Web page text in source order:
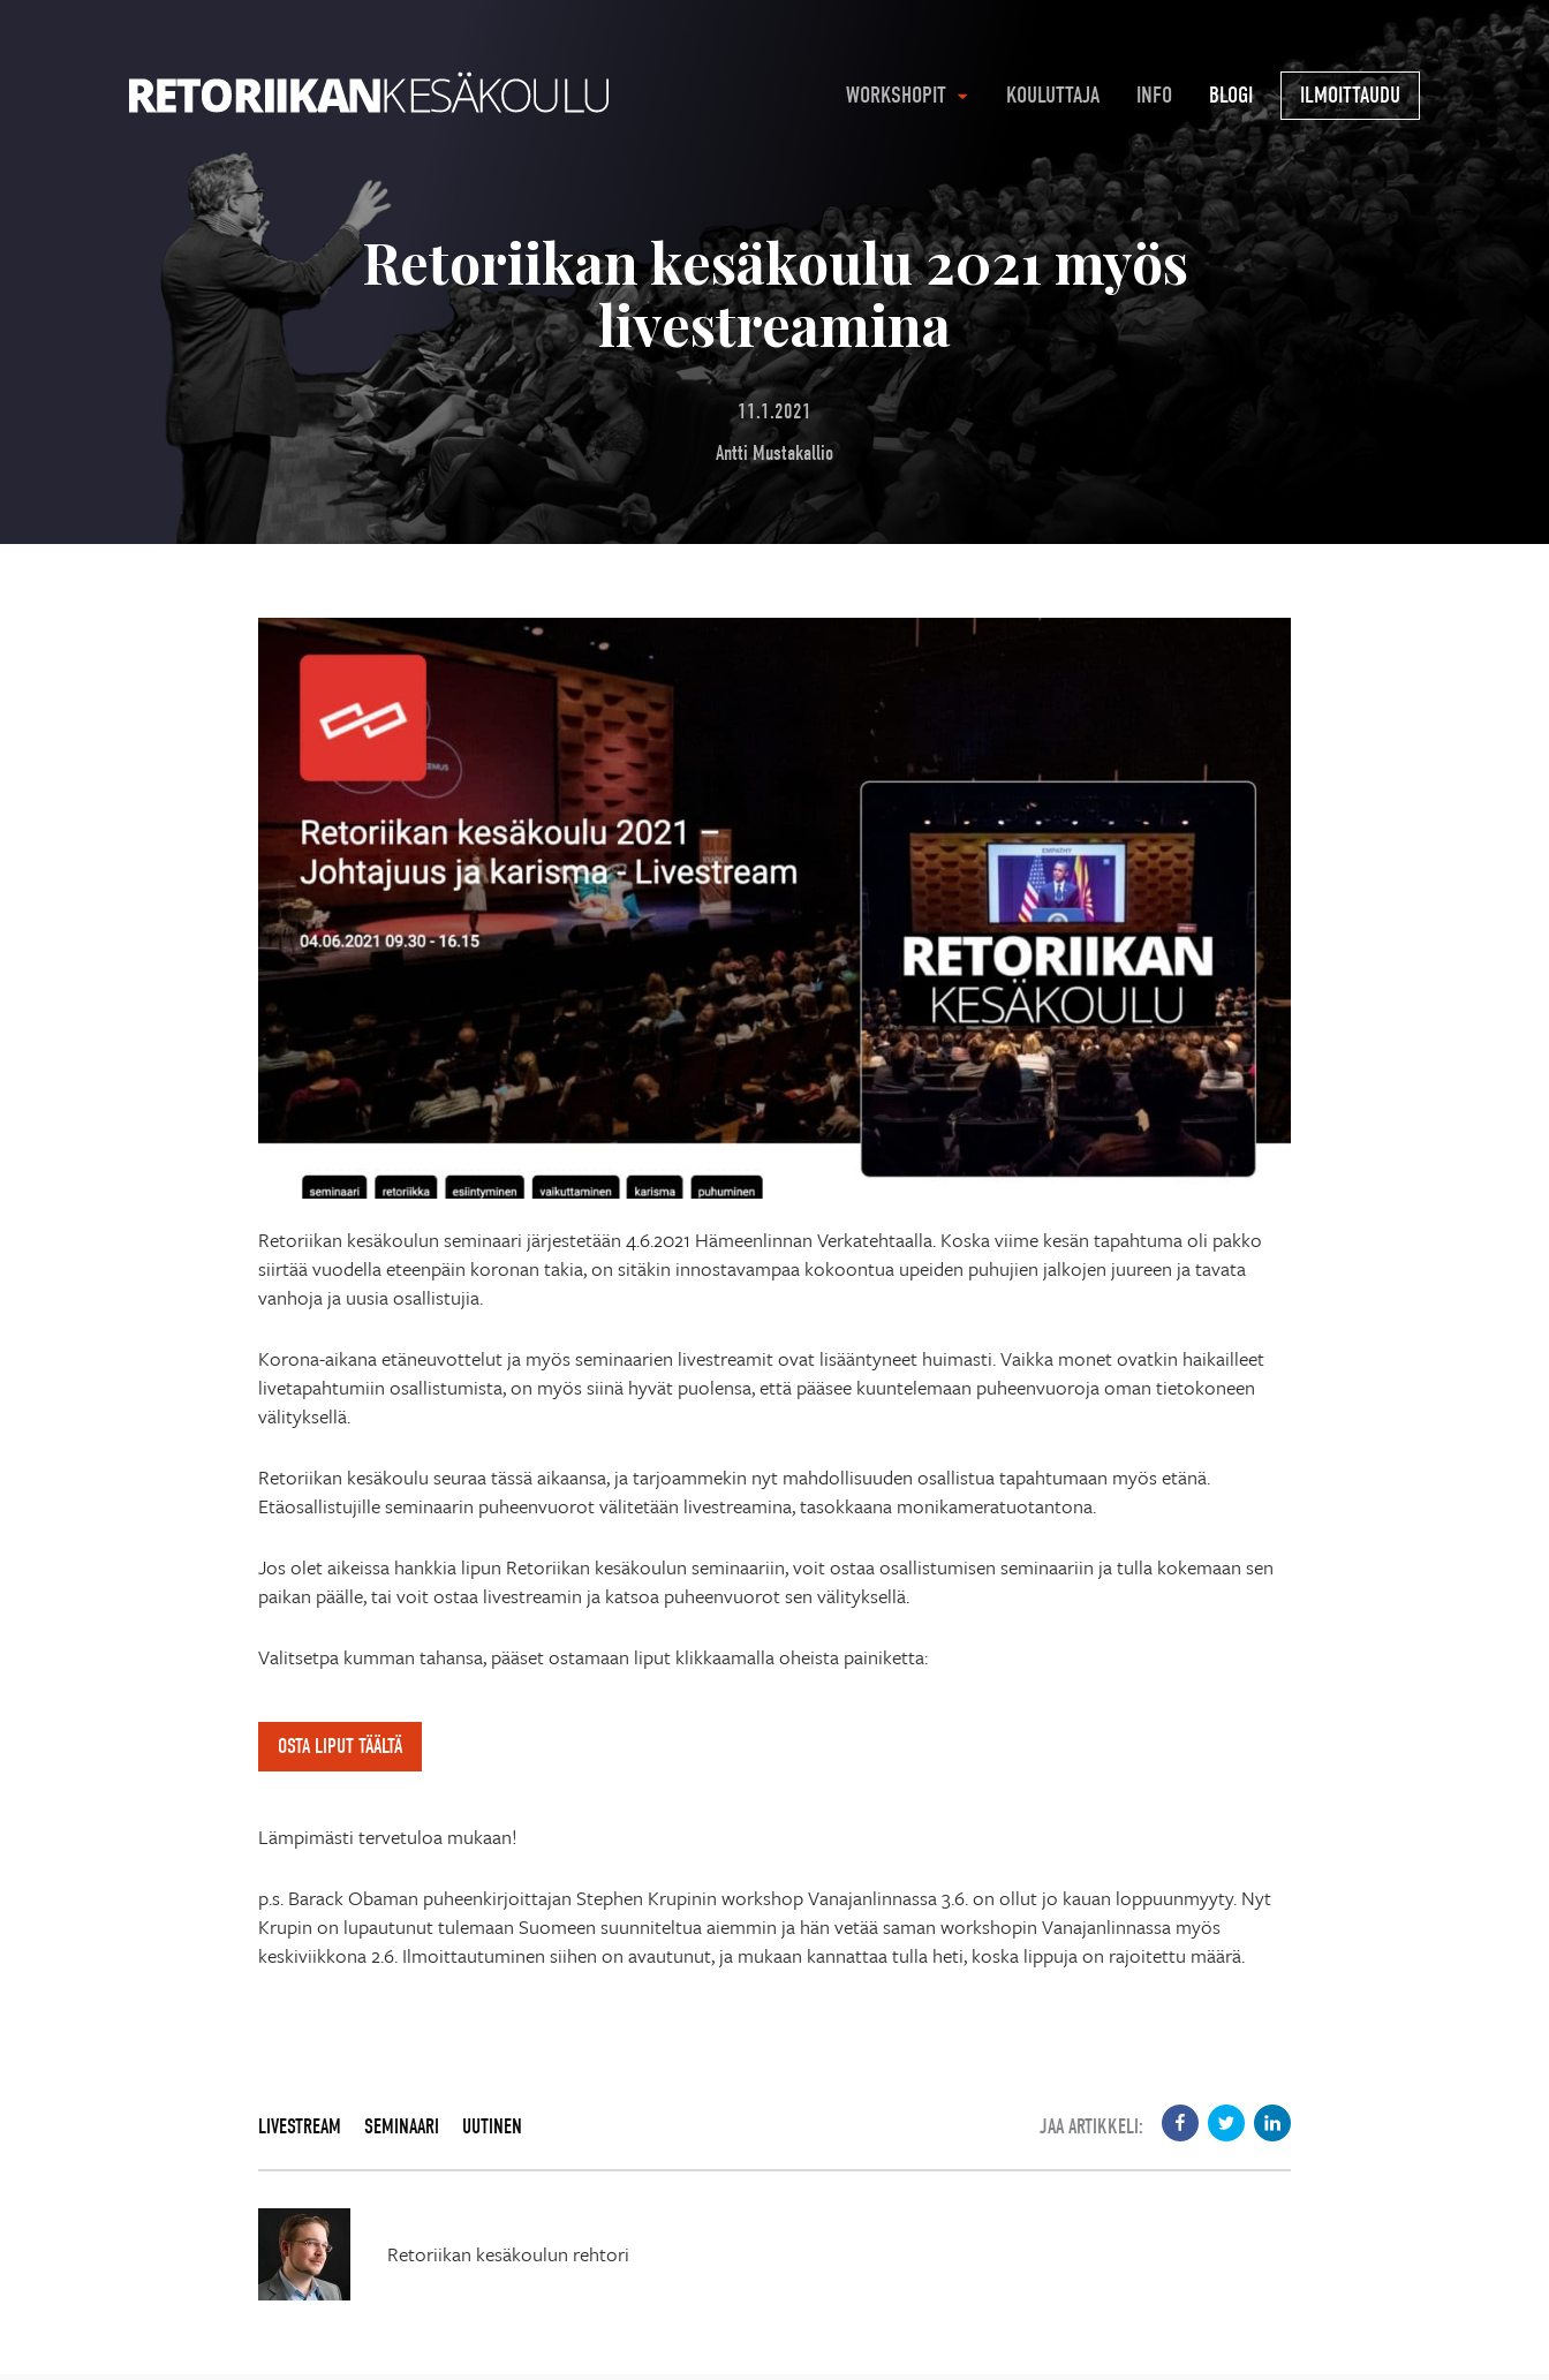
WORKSHOPIT KOULUTTAJA INFO BLOGI ILMOITTAUDU
Retoriikan kesäkoulu 2021 myös
livestreamina
11.1.2021
Antti Mustakallio
Retoriikan kesäkoulun seminaari järjestetään 4.6.2021 Hämeenlinnan Verkatehtaalla. Koska viime kesän tapahtuma oli pakko
siirtää vuodella eteenpäin koronan takia, on sitäkin innostavampaa kokoontua upeiden puhujien jalkojen juureen ja tavata
vanhoja ja uusia osallistujia.
Korona-aikana etäneuvottelut ja myös seminaarien livestreamit ovat lisääntyneet huimasti. Vaikka monet ovatkin haikailleet
livetapahtumiin osallistumista, on myös siinä hyvät puolensa, että pääsee kuuntelemaan puheenvuoroja oman tietokoneen
välityksellä.
Retoriikan kesäkoulu seuraa tässä aikaansa, ja tarjoammekin nyt mahdollisuuden osallistua tapahtumaan myös etänä.
Etäosallistujille seminaarin puheenvuorot välitetään livestreamina, tasokkaana monikameratuotantona.
Jos olet aikeissa hankkia lipun Retoriikan kesäkoulun seminaariin, voit ostaa osallistumisen seminaariin ja tulla kokemaan sen
paikan päälle, tai voit ostaa livestreamin ja katsoa puheenvuorot sen välityksellä.
Valitsetpa kumman tahansa, pääset ostamaan liput klikkaamalla oheista painiketta:
OSTA LIPUT TÄÄLTÄ
Lämpimästi tervetuloa mukaan!
p.s. Barack Obaman puheenkirjoittajan Stephen Krupinin workshop Vanajanlinnassa 3.6. on ollut jo kauan loppuunmyyty. Nyt
Krupin on lupautunut tulemaan Suomeen suunniteltua aiemmin ja hän vetää saman workshopin Vanajanlinnassa myös
keskiviikkona 2.6. Ilmoittautuminen siihen on avautunut, ja mukaan kannattaa tulla heti, koska lippuja on rajoitettu määrä.
LIVESTREAM SEMINAARI UUTINEN JAA ARTIKKELI:
Retoriikan kesäkoulun rehtori